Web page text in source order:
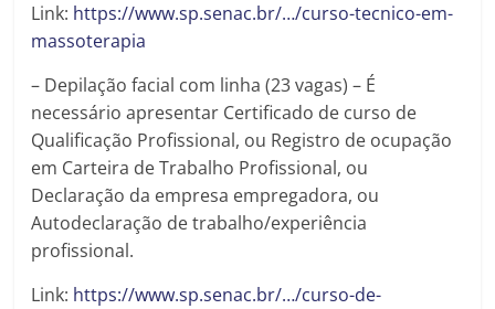
Link: https://www.sp.senac.br/…/curso-tecnico-em-
massoterapia
– Depilação facial com linha (23 vagas) – É
necessário apresentar Certificado de curso de
Qualificação Profissional, ou Registro de ocupação
em Carteira de Trabalho Profissional, ou
Declaração da empresa empregadora, ou
Autodeclaração de trabalho/experiência
profissional.
Link: https://www.sp.senac.br/…/curso-de-